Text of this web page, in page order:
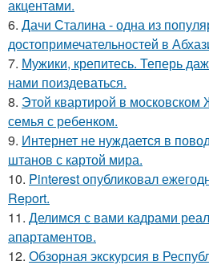
акцентами.
6. Дачи Сталина - одна из
достопримечательностей в
7. Мужики, крепитесь. Теперь
нами поиздеваться.
8. Этой квартирой в
семья с ребенком.
9. Интернет не нуждается в
штанов с картой мира.
10. Pinterest опубликовал
Report.
11. Делимся с вами кадрами
апартаментов.
12. Обзорная экскурсия в